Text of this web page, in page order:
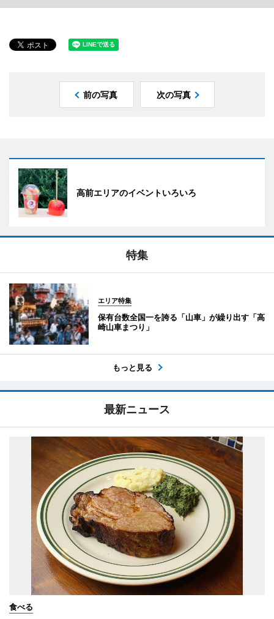
前の写真 次の写真
高前エリアのイベントいろいろ
特集
エリア特集
保有台数全国一を誇る「山車」が繰り出す「高
崎山車まつり」
もっと見る
最新ニュース
食べる